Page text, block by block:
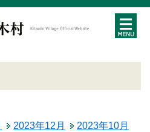
2023年12月
2023年10月